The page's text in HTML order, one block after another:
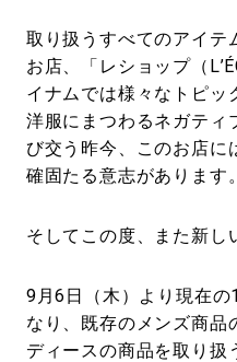
取り扱うすべてのアイテ
お店、「レショップ（
イナムでは様々なトピッ
洋服にまつわるネガティ
び交う昨今、このお店に
確固たる意志があります。
そしてこの度、また新し
9月6日（木）より現在
なり、既存のメンズ商品
ディースの商品を取り扱